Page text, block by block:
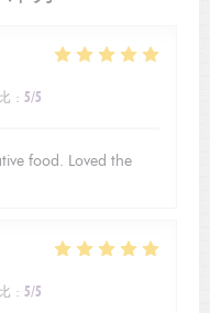
: 5/5
food. Loved the
: 5/5